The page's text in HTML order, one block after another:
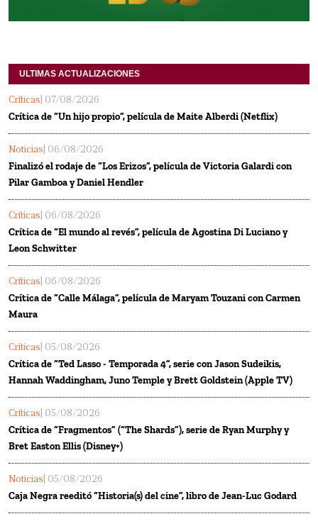
ULTIMAS ACTUALIZACIONES
Críticas | 07/08/2026
Crítica de “Un hijo propio”, película de Maite Alberdi (Netflix)
Noticias | 06/08/2026
Finalizó el rodaje de “Los Erizos”, película de Victoria Galardi con
Pilar Gamboa y Daniel Hendler
Críticas | 06/08/2026
Crítica de “El mundo al revés”, película de Agostina Di Luciano y
Leon Schwitter
Críticas | 06/08/2026
Crítica de “Calle Málaga”, película de Maryam Touzani con Carmen
Maura
Críticas | 05/08/2026
Crítica de “Ted Lasso - Temporada 4”, serie con Jason Sudeikis,
Hannah Waddingham, Juno Temple y Brett Goldstein (Apple TV)
Críticas | 05/08/2026
Crítica de “Fragmentos” (“The Shards”), serie de Ryan Murphy y
Bret Easton Ellis (Disney+)
Noticias | 05/08/2026
Caja Negra reeditó “Historia(s) del cine”, libro de Jean-Luc Godard